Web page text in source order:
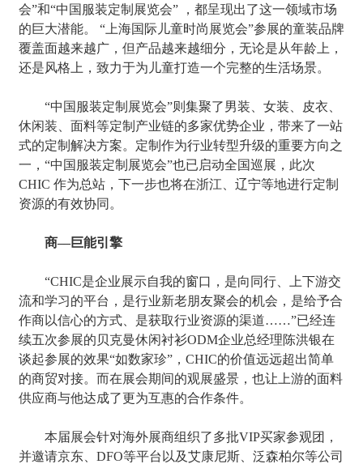
会”和“中国服装定制展览会” ，都呈现出了这一领域市场
的巨大潜能。 “上海国际儿童时尚展览会”参展的童装品牌
覆盖面越来越广，但产品越来越细分，无论是从年龄上，
还是风格上，致力于为儿童打造一个完整的生活场景。
“中国服装定制展览会”则集聚了男装、女装、皮衣、
休闲装、面料等定制产业链的多家优势企业，带来了一站
式的定制解决方案。定制作为行业转型升级的重要方向之
一，“中国服装定制展览会”也已启动全国巡展，此次
CHIC 作为总站，下一步也将在浙江、辽宁等地进行定制
资源的有效协同。
商––巨能引擎
“CHIC是企业展示自我的窗口，是向同行、上下游交
流和学习的平台，是行业新老朋友聚会的机会，是给予合
作商以信心的方式、是获取行业资源的渠道……”已经连
续五次参展的贝克曼休闲衬衫ODM企业总经理陈洪银在
谈起参展的效果“如数家珍”，CHIC的价值远远超出简单
的商贸对接。而在展会期间的观展盛景，也让上游的面料
供应商与他达成了更为互惠的合作条件。
本届展会针对海外展商组织了多批VIP买家参观团，
并邀请京东、DFO等平台以及艾康尼斯、泛森柏尔等公司